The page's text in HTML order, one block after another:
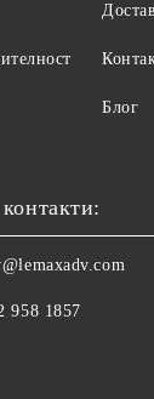
Блог
958 1857